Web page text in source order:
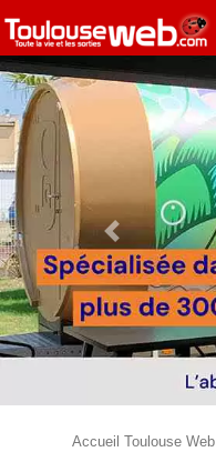
Previous Slide
Accueil Toulouse Web